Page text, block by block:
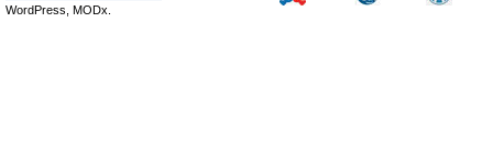
WordPress, MODx.